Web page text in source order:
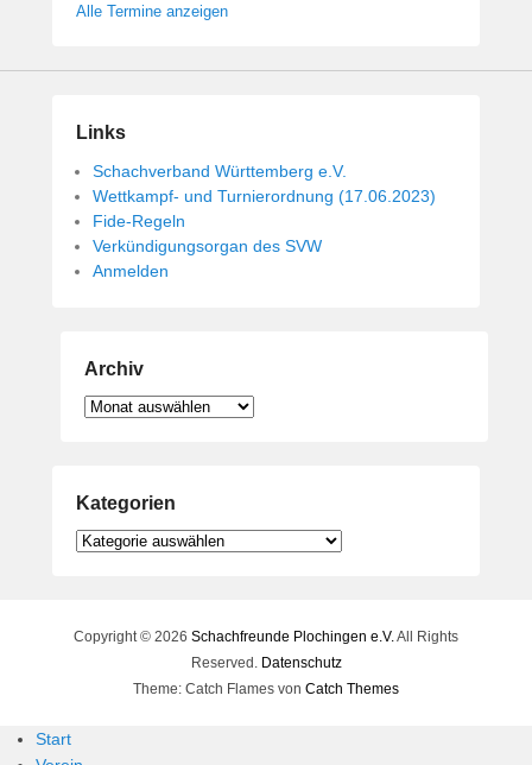
Alle Termine anzeigen
Links
Schachverband Württemberg e.V.
Wettkampf- und Turnierordnung (17.06.2023)
Fide-Regeln
Verkündigungsorgan des SVW
Anmelden
Archiv
Archiv
Kategorien
Kategorien
Copyright © 2026 Schachfreunde Plochingen e.V. All Rights
Reserved. Datenschutz
Theme: Catch Flames von Catch Themes
Start